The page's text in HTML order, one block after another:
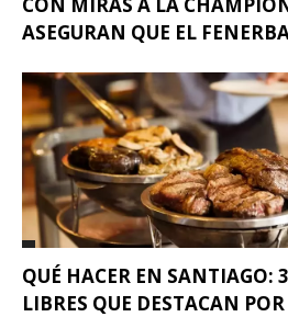
ASEGURAN QUE EL
QUÉ HACER EN SANTIAGO:
LIBRES QUE DESTACAN POR